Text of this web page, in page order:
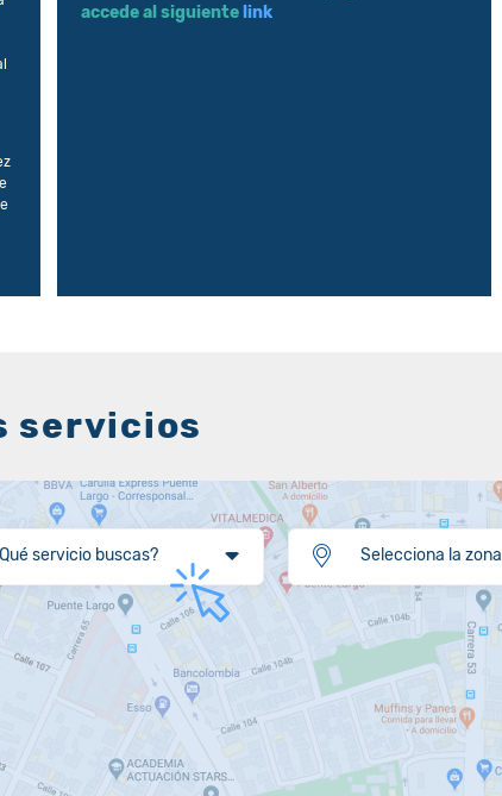
accede al siguiente link
servicios
servicio buscas? Selecciona la zona